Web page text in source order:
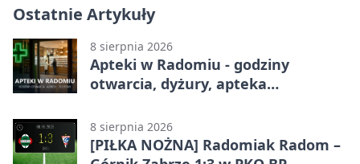
Ostatnie Artykuły
8 sierpnia 2026
Apteki w Radomiu - godziny
otwarcia, dyżury, apteka
8 sierpnia 2026
[PIŁKA NOŻNA] Radomiak Radom –